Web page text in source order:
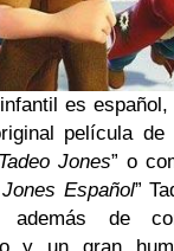
es
película
Tadeo Jones” o
Español”
además de
y un gran